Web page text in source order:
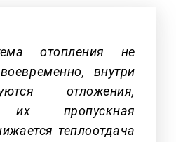
отопления не
внутри
отложения,
их пропускная
теплоотдача